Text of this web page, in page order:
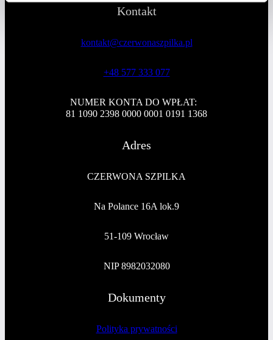
Kontakt
kontakt@czerwonaszpilka.pl
+48 577 333 077
NUMER KONTA DO WPŁAT:
81 1090 2398 0000 0001 0191 1368
Adres
CZERWONA SZPILKA
Na Polance 16A lok.9
51-109 Wrocław
NIP 8982032080
Dokumenty
Polityka prywatności